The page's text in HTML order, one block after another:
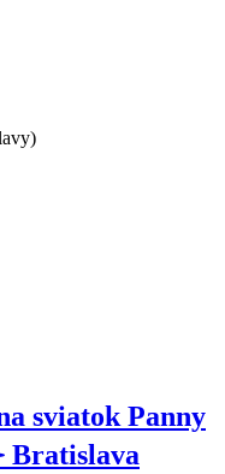
sviatok Panny
Bratislava